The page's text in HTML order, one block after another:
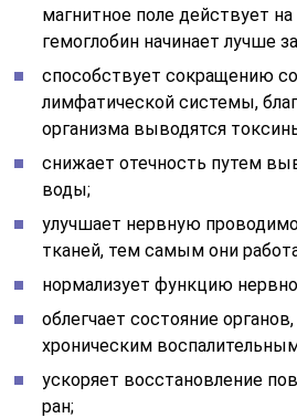
магнитное поле действует
гемоглобин начинает лучше
способствует сокращению
лимфатической системы,
организма выводятся
снижает отечность путем
воды;
улучшает нервную
тканей, тем самым они
нормализует функцию
облегчает состояние
хроническим
ускоряет восстановление
ран;